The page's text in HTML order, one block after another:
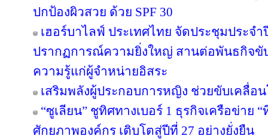
ปกป้องผิวสวย ด้วย SPF 30
เฮอร์บาไลฟ์ ประเทศไทย จัดประชุมประจำปี
ปรากฏการณ์ความยิ่งใหญ่ สานต่อพันธกิจขั
ความรู้แก่ผู้จำหน่ายอิสระ
เสริมพลังผู้ประกอบการหญิง ช่วยขับเคลื่อ
“ซูเลียน” ชูทิศทางเบอร์ 1 ธุรกิจเครือข่าย
ศักยภาพองค์กร เติบโตสู่ปีที่ 27 อย่างยั่งยืน